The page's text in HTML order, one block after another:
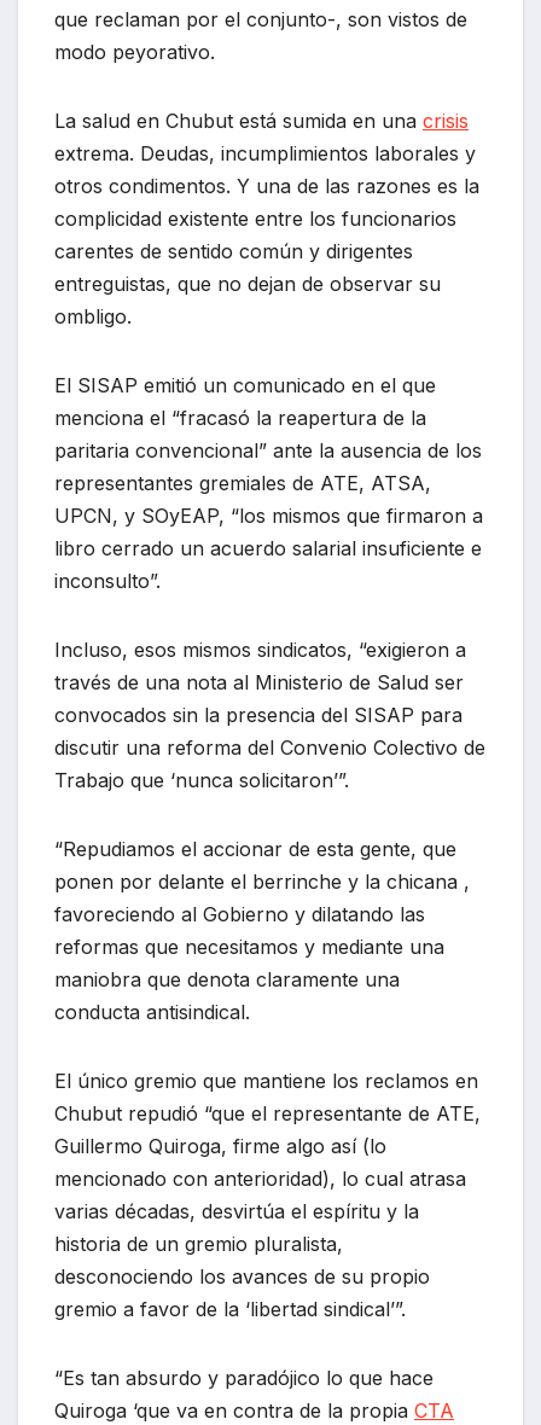
que reclaman por el conjunto-, son vistos de
modo peyorativo.
La salud en Chubut está sumida en una crisis
extrema. Deudas, incumplimientos laborales y
otros condimentos. Y una de las razones es la
complicidad existente entre los funcionarios
carentes de sentido común y dirigentes
entreguistas, que no dejan de observar su
ombligo.
El SISAP emitió un comunicado en el que
menciona el “fracasó la reapertura de la
paritaria convencional” ante la ausencia de los
representantes gremiales de ATE, ATSA,
UPCN, y SOyEAP, “los mismos que firmaron a
libro cerrado un acuerdo salarial insuficiente e
inconsulto”.
Incluso, esos mismos sindicatos, “exigieron a
través de una nota al Ministerio de Salud ser
convocados sin la presencia del SISAP para
discutir una reforma del Convenio Colectivo de
Trabajo que ‘nunca solicitaron’”.
“Repudiamos el accionar de esta gente, que
ponen por delante el berrinche y la chicana ,
favoreciendo al Gobierno y dilatando las
reformas que necesitamos y mediante una
maniobra que denota claramente una
conducta antisindical.
El único gremio que mantiene los reclamos en
Chubut repudió “que el representante de ATE,
Guillermo Quiroga, firme algo así (lo
mencionado con anterioridad), lo cual atrasa
varias décadas, desvirtúa el espíritu y la
historia de un gremio pluralista,
desconociendo los avances de su propio
gremio a favor de la ‘libertad sindical’”.
“Es tan absurdo y paradójico lo que hace
Quiroga ‘que va en contra de la propia CTA